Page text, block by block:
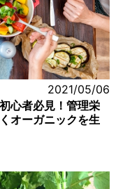
2021/05/06
心者必見！管理栄
オーガニックを生